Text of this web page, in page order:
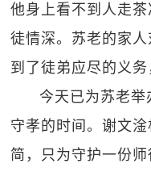
他身上看不到人走
徒情深。苏老的家
到了徒弟应尽的义务
今天已为苏老举
守孝的时间。谢文
简，只为守护一份师